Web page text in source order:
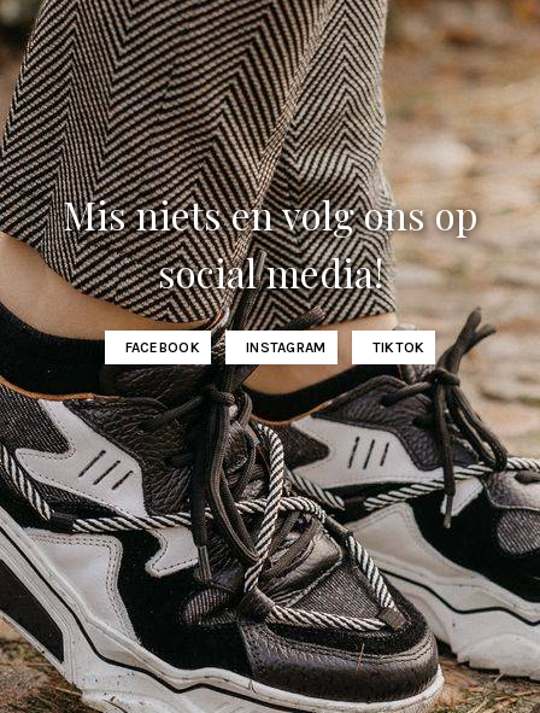
Mis niets en volg ons op
social media!
FACEBOOK INSTAGRAM TIKTOK